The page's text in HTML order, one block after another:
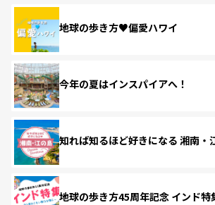
地球の歩き方♥偏愛ハワイ
今年の夏はインスパイアへ！
知れば知るほど好きになる 湘南・
地球の歩き方45周年記念 インド特